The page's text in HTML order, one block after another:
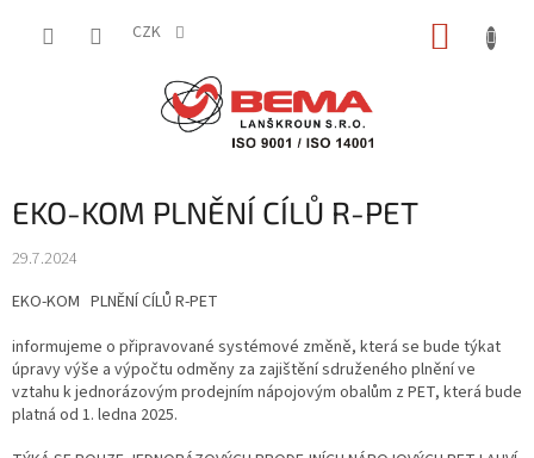
CZK
EKO-KOM PLNĚNÍ CÍLŮ R-PET
29.7.2024
EKO-KOM PLNĚNÍ CÍLŮ R-PET
informujeme o připravované systémové změně, která se bude týkat
úpravy výše a výpočtu odměny za zajištění sdruženého plnění ve
vztahu k jednorázovým prodejním nápojovým obalům z PET, která bude
platná od 1. ledna 2025.